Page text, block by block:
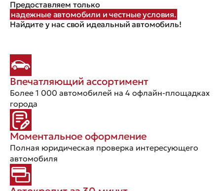
Предоставляем только
надежные автомобили и честные условия.
Найдите у нас свой идеальный автомобиль!
Впечатляющий ассортимент
Более 1 000 автомобилей на 4 офлайн-площадках
города
Моментальное оформление
Полная юридическая проверка интересующего
автомобиля